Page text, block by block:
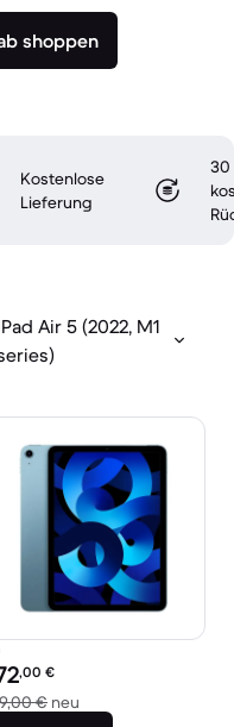
shoppen
Kostenlose
Lieferung
30
Air 5 (2022, M1
von 499,00 €
des erneuerten Produkts:
,00 €
€ neu